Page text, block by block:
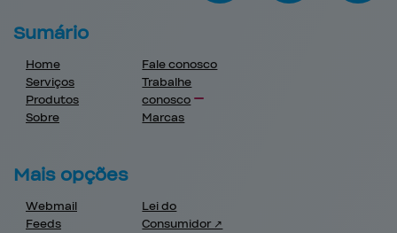
Sumário
Home
Serviços
Produtos
Sobre
Fale conosco
Trabalhe
conosco
Marcas
Mais opções
Webmail
Feeds
Lei do
Consumidor ↗